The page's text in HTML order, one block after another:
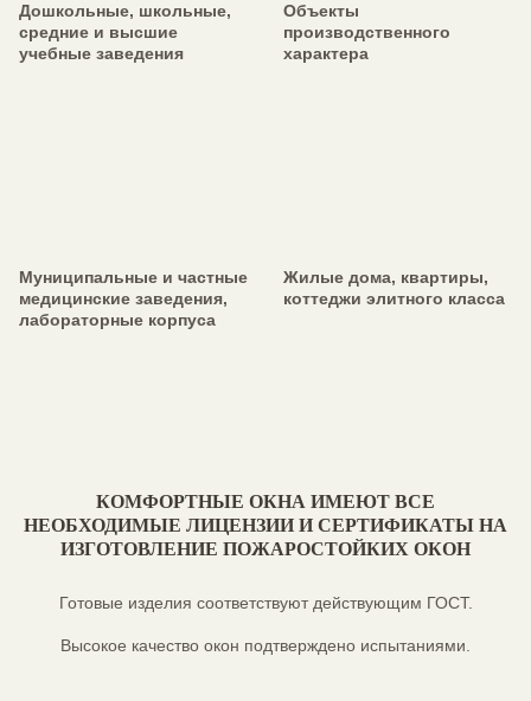
Дошкольные, школьные,
средние и высшие
учебные заведения
Объекты
производственного
характера
Муниципальные и частные
медицинские заведения,
лабораторные корпуса
Жилые дома, квартиры,
коттеджи элитного класса
КОМФОРТНЫЕ ОКНА ИМЕЮТ ВСЕ
НЕОБХОДИМЫЕ ЛИЦЕНЗИИ И СЕРТИФИКАТЫ НА
ИЗГОТОВЛЕНИЕ ПОЖАРОСТОЙКИХ ОКОН
Готовые изделия соответствуют действующим ГОСТ.
Высокое качество окон подтверждено испытаниями.